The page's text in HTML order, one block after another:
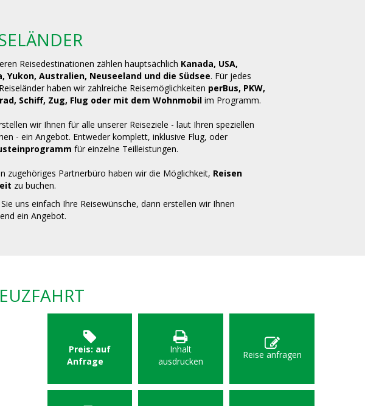
Reisedestinationen zählen hauptsächlich Kanada, USA,
Yukon, Australien, Neuseeland und die Südsee. Für jedes
haben wir zahlreiche Reisemöglichkeiten perBus, PKW,
Schiff, Zug, Flug oder mit dem Wohnmobilim Programm.
wir Ihnen für alle unserer Reiseziele - laut Ihren speziellen
- ein Angebot. Entweder komplett, inklusive Flug, oder
für einzelne Teilleistungen.
zugehöriges Partnerbüro haben wir die Möglichkeit, Reisen
zu buchen.
Sie uns einfach Ihre Reisewünsche, dann erstellen wir Ihnen
ein Angebot.
Preis: auf
Anfrage
Inhalt
ausdrucken
Reise anfragen